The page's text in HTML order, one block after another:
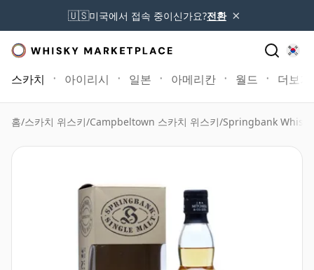
🇺🇸미국에서 접속 중이신가요?전환 ×
스카치 아이리시 일본 아메리칸 월드 더보기
홈/스카치 위스키/Campbeltown 스카치 위스키/Springbank Whisky